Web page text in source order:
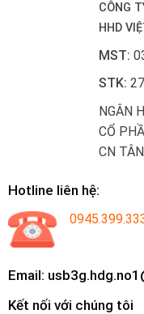
CÔNG
HHD
MST:
STK:
NGÂN
CỔ
CN
Hotline liên hệ:
Email:
Kết nối với chúng tôi